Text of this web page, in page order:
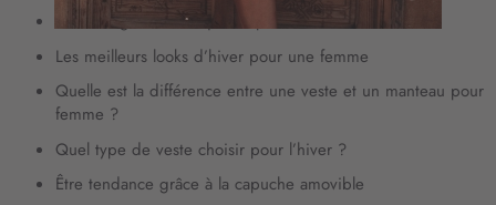
Parka longue : avec quoi la porter ?
Les meilleurs looks d’hiver pour une femme
Quelle est la différence entre une veste et un manteau pour
femme ?
Quel type de veste choisir pour l’hiver ?
Être tendance grâce à la capuche amovible
t
r
e
e
t